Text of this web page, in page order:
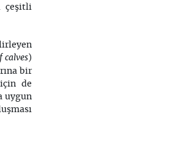
çeşitli
calves)
bir
de
uygun